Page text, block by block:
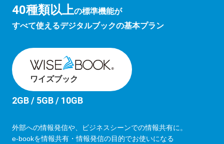
40種類以上の標準機能が
すべて使えるデジタルブックの基本プラン
ワイズブック
2GB / 5GB / 10GB
外部への情報発信や、ビジネスシーンでの情報共有に。
e-bookを情報共有・情報発信の目的でお使いになる